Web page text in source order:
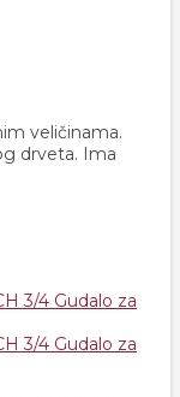
veličinama.
drveta. Ima